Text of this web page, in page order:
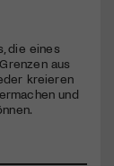
die eines
aus
kreieren
und
Zugang zu